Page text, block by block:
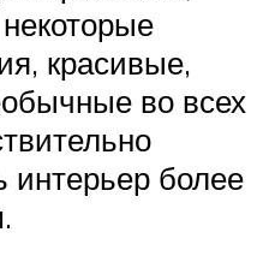
красивые,
во всех
интерьер более